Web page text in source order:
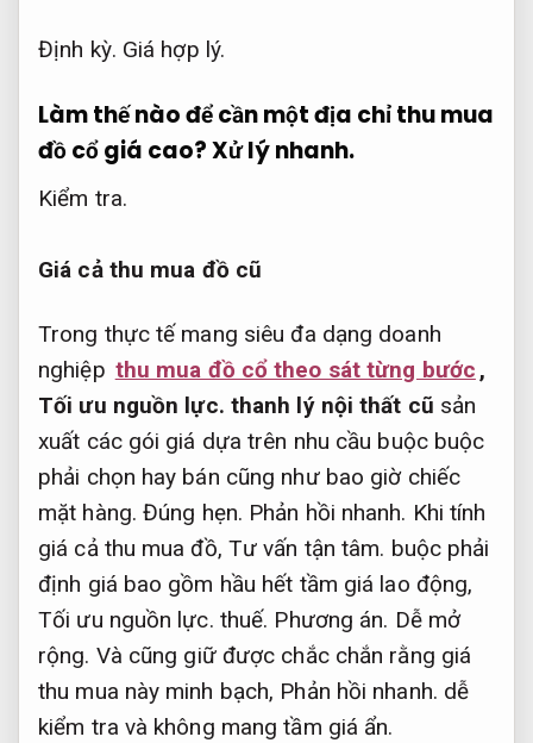
Định kỳ. Giá hợp lý.
Làm thế nào để cần một địa chỉ thu mua
đồ cổ giá cao?Xử lý nhanh.
Kiểm tra.
Giá cả thu mua đồ cũ
Trong thực tế mang siêu đa dạng doanh
nghiệp thu mua đồ cổ theo sát từng bước ,
Tối ưu nguồn lực. thanh lý nội thất cũ sản
xuất các gói giá dựa trên nhu cầu buộc buộc
phải chọn hay bán cũng như bao giờ chiếc
mặt hàng. Đúng hẹn. Phản hồi nhanh. Khi tính
giá cả thu mua đồ, Tư vấn tận tâm. buộc phải
định giá bao gồm hầu hết tầm giá lao động,
Tối ưu nguồn lực. thuế. Phương án. Dễ mở
rộng. Và cũng giữ được chắc chắn rằng giá
thu mua này minh bạch, Phản hồi nhanh. dễ
kiểm tra và không mang tầm giá ẩn.